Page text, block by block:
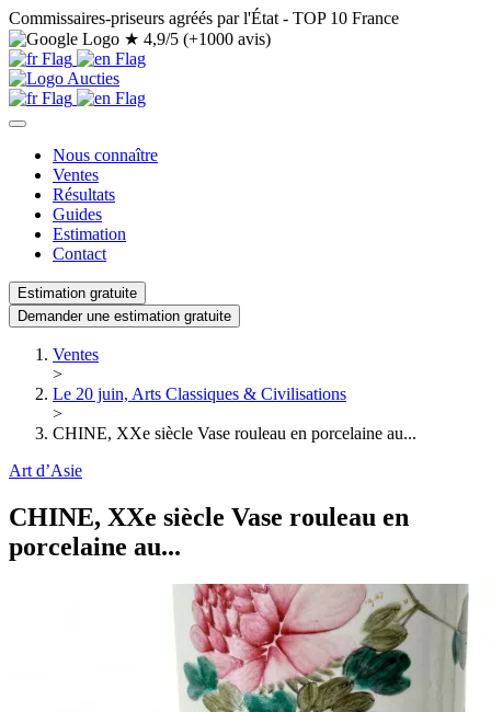
Commissaires-priseurs agréés par l'État - TOP 10 France
★ 4,9/5 (+1000 avis)
Nous connaître
Ventes
Résultats
Guides
Estimation
Contact
Estimation gratuite
Demander une estimation gratuite
Ventes
>
Le 20 juin, Arts Classiques & Civilisations
>
CHINE, XXe siècle Vase rouleau en porcelaine au...
Art d’Asie
CHINE, XXe siècle Vase rouleau en
porcelaine au...